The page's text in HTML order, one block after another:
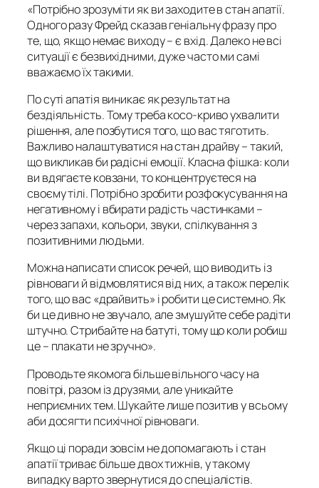
«Потрібно зрозуміти як ви заходите в стан апатії.
Одного разу Фрейд сказав геніальну фразу про
те, що, якщо немає виходу – є вхід. Далеко не всі
ситуації є безвихідними, дуже часто ми самі
вважаємо їх такими.
По суті апатія виникає як результат на
бездіяльність. Тому треба косо-криво ухвалити
рішення, але позбутися того, що вас тяготить.
Важливо налаштуватися на стан драйву – такий,
що викликав би радісні емоції. Класна фішка: коли
ви вдягаєте ковзани, то концентруєтеся на
своєму тілі. Потрібно зробити розфокусування на
негативному і вбирати радість частинками –
через запахи, кольори, звуки, спілкування з
позитивними людьми.
Можна написати список речей, що виводить із
рівноваги й відмовлятися від них, а також перелік
того, що вас «драйвить» і робити це системно. Як
би це дивно не звучало, але змушуйте себе радіти
штучно. Стрибайте на батуті, тому що коли робиш
це – плакати не зручно».
Проводьте якомога більше вільного часу на
повітрі, разом із друзями, але уникайте
неприємних тем. Шукайте лише позитив у всьому
аби досягти психічної рівноваги.
Якщо ці поради зовсім не допомагають і стан
апатії триває більше двох тижнів, у такому
випадку варто звернутися до спеціалістів.